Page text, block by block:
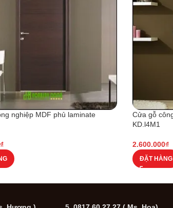
nghiệp MDF phủ laminate
₫
Cửa gỗ
KD.l4M1
2.600.000₫
ĐẶT HÀNG